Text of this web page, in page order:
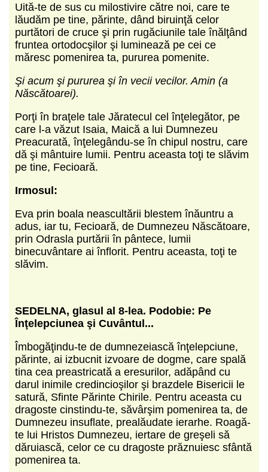
Uită-te de sus cu milostivire către noi, care te
lăudăm pe tine, părinte, dând biruinţă celor
purtători de cruce şi prin rugăciunile tale înălţând
fruntea ortodocşilor şi luminează pe cei ce
măresc pomenirea ta, pururea pomenite.
Şi acum şi pururea şi în vecii vecilor. Amin (a
Născătoarei).
Porţi în braţele tale Jăratecul cel înţelegător, pe
care l-a văzut Isaia, Maică a lui Dumnezeu
Preacurată, înţelegându-se în chipul nostru, care
dă şi mântuire lumii. Pentru aceasta toţi te slăvim
pe tine, Fecioară.
Irmosul:
Eva prin boala neascultării blestem înăuntru a
adus, iar tu, Fecioară, de Dumnezeu Născătoare,
prin Odrasla purtării în pântece, lumii
binecuvântare ai înflorit. Pentru aceasta, toţi te
slăvim.
SEDELNA, glasul al 8-lea. Podobie: Pe
Înţelepciunea şi Cuvântul...
Îmbogăţindu-te de dumnezeiască înţelepciune,
părinte, ai izbucnit izvoare de dogme, care spală
tina cea preastricată a eresurilor, adăpând cu
darul inimile credincioşilor şi brazdele Bisericii le
satură, Sfinte Părinte Chirile. Pentru aceasta cu
dragoste cinstindu-te, săvârşim pomenirea ta, de
Dumnezeu insuflate, prealăudate ierarhe. Roagă-
te lui Hristos Dumnezeu, iertare de greşeli să
dăruiască, celor ce cu dragoste prăznuiesc sfântă
pomenirea ta.